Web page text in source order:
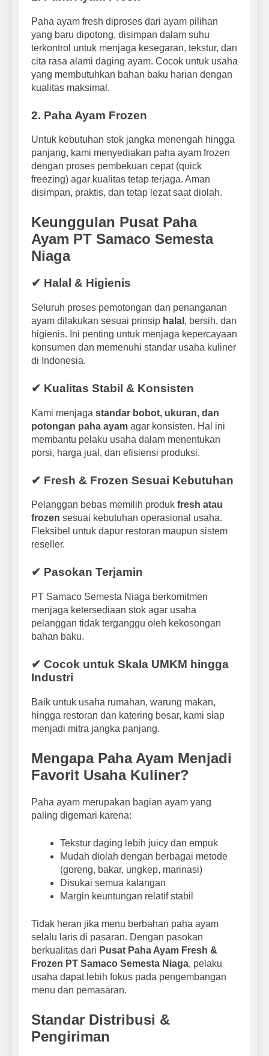
Paha ayam fresh diproses dari ayam pilihan
yang baru dipotong, disimpan dalam suhu
terkontrol untuk menjaga kesegaran, tekstur, dan
cita rasa alami daging ayam. Cocok untuk usaha
yang membutuhkan bahan baku harian dengan
kualitas maksimal.
2. Paha Ayam Frozen
Untuk kebutuhan stok jangka menengah hingga
panjang, kami menyediakan paha ayam frozen
dengan proses pembekuan cepat (quick
freezing) agar kualitas tetap terjaga. Aman
disimpan, praktis, dan tetap lezat saat diolah.
Keunggulan Pusat Paha
Ayam PT Samaco Semesta
Niaga
✔ Halal & Higienis
Seluruh proses pemotongan dan penanganan
ayam dilakukan sesuai prinsip halal , bersih, dan
higienis. Ini penting untuk menjaga kepercayaan
konsumen dan memenuhi standar usaha kuliner
di Indonesia.
✔ Kualitas Stabil & Konsisten
Kami menjaga standar bobot, ukuran, dan
potongan paha ayam agar konsisten. Hal ini
membantu pelaku usaha dalam menentukan
porsi, harga jual, dan efisiensi produksi.
✔ Fresh & Frozen Sesuai Kebutuhan
Pelanggan bebas memilih produk fresh atau
frozen sesuai kebutuhan operasional usaha.
Fleksibel untuk dapur restoran maupun sistem
reseller.
✔ Pasokan Terjamin
PT Samaco Semesta Niaga berkomitmen
menjaga ketersediaan stok agar usaha
pelanggan tidak terganggu oleh kekosongan
bahan baku.
✔ Cocok untuk Skala UMKM hingga
Industri
Baik untuk usaha rumahan, warung makan,
hingga restoran dan katering besar, kami siap
menjadi mitra jangka panjang.
Mengapa Paha Ayam Menjadi
Favorit Usaha Kuliner?
Paha ayam merupakan bagian ayam yang
paling digemari karena:
Tekstur daging lebih juicy dan empuk
Mudah diolah dengan berbagai metode
(goreng, bakar, ungkep, marinasi)
Disukai semua kalangan
Margin keuntungan relatif stabil
Tidak heran jika menu berbahan paha ayam
selalu laris di pasaran. Dengan pasokan
berkualitas dari Pusat Paha Ayam Fresh &
Frozen PT Samaco Semesta Niaga, pelaku
usaha dapat lebih fokus pada pengembangan
menu dan pemasaran.
Standar Distribusi &
Pengiriman